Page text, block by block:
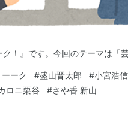
！』です。今回のテーマは「芸
ーク #盛山晋太郎 #小宮浩信
ロニ栗谷
#さや香 新山